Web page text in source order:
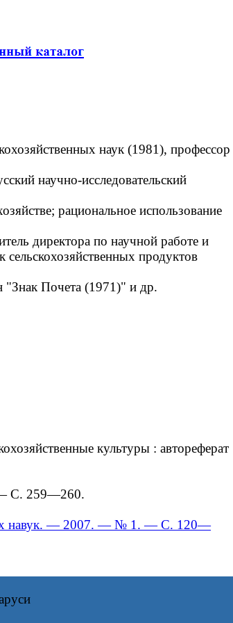
наук (1981), профессор
научно-исследовательский
рациональное использование
директора по научной работе и
продуктов
"Знак Почета (1971)" и др.
культуры : автореферат
— С. 259—260.
навук. — 2007. — № 1. — С. 120—